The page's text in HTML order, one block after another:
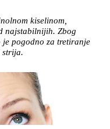
kiselinom,
najstabilnijih. Zbog
je pogodno za tretiranje
strija.